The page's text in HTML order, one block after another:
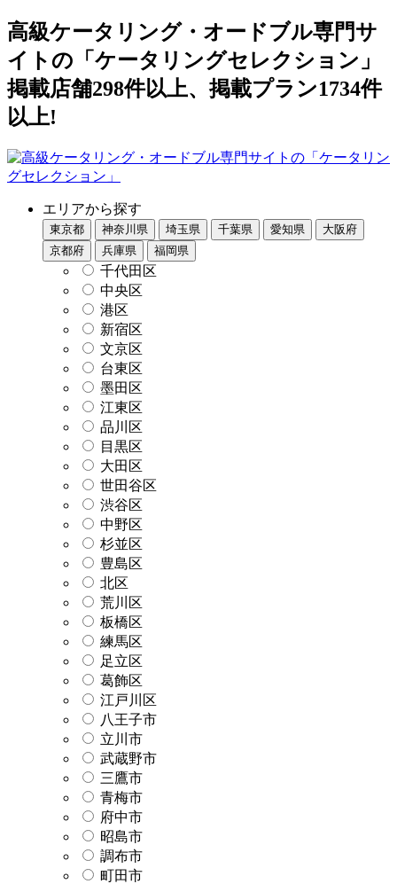
高級ケータリング・オードブル専門サ
イトの「ケータリングセレクション」
掲載店舗298件以上、掲載プラン1734件
以上!
エリアから探す
東京都 神奈川県 埼玉県 千葉県 愛知県
大阪府
京都府
兵庫県 福岡県
千代田区
中央区
港区
新宿区
文京区
台東区
墨田区
江東区
品川区
目黒区
大田区
世田谷区
渋谷区
中野区
杉並区
豊島区
北区
荒川区
板橋区
練馬区
足立区
葛飾区
江戸川区
八王子市
立川市
武蔵野市
三鷹市
青梅市
府中市
昭島市
調布市
町田市